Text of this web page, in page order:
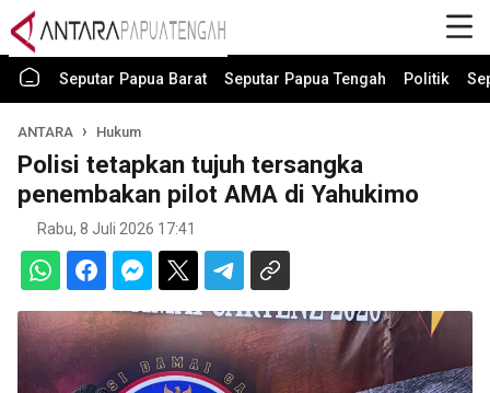
Seputar Papua Barat Seputar Papua Tengah Politik
ANTARA Hukum
Polisi tetapkan tujuh tersangka
penembakan pilot AMA di Yahukimo
Rabu, 8 Juli 2026 17:41